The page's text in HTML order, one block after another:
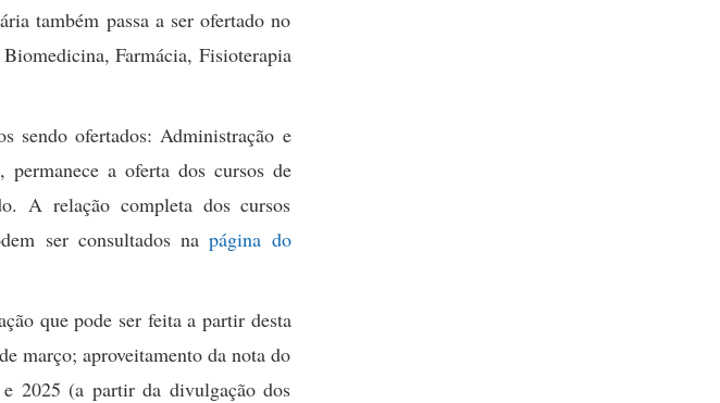
também passa a ser ofertado no
Farmácia, Fisioterapia
sendo ofertados: Administração e
a oferta dos cursos de
A relação completa dos cursos
ser consultados napágina do
que pode ser feita a partir desta
março; aproveitamento da nota do
2025 (a partir da divulgação dos